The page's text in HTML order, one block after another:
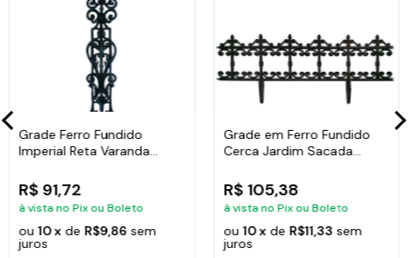
Grade Ferro Fundido
Imperial Reta Varanda
R$ 91,72
à vista no Pix ou Boleto
ou10 x de R$9,86 sem
juros
Grade em Ferro Fundido
Cerca Jardim Sacada
R$ 105,38
à vista no Pix ou Boleto
ou 10 x de R$11,33 sem
juros